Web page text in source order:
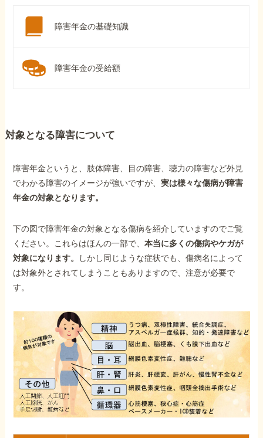
障害年金の基礎知識
障害年金の受給額
対象となる障害について
障害年金というと、肢体障害、目の障害、聴力の障害など外見
でわかる障害のイメージが強いですが、実は様々な傷病が障害
年金の対象となります。
下の図で障害年金の対象となる傷病を紹介していますのでご覧
ください。これらはほんの一部で、本当に多くの傷病やケガが
対象になります。
しかし同じような症状でも、傷病名によって
は対象外とされてしまうこともありますので、注意が必要で
す。